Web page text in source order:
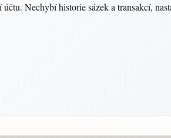
Nechybí historie sázek a transakcí,